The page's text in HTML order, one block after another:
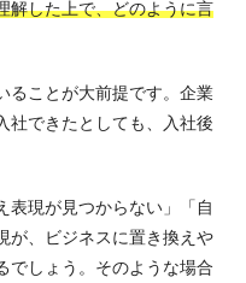
解した上で、どのように言
ることが大前提です。企業
社できたとしても、入社後
表現が見つからない」「自
が、ビジネスに置き換えや
でしょう。そのような場合